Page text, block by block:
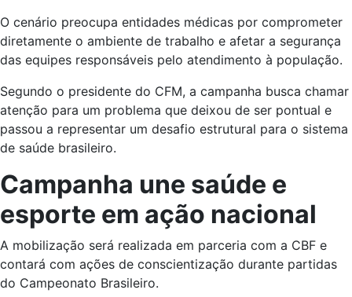
O cenário preocupa entidades médicas por comprometer
diretamente o ambiente de trabalho e afetar a segurança
das equipes responsáveis pelo atendimento à população.
Segundo o presidente do CFM, a campanha busca chamar
atenção para um problema que deixou de ser pontual e
passou a representar um desafio estrutural para o sistema
de saúde brasileiro.
Campanha une saúde e
esporte em ação nacional
A mobilização será realizada em parceria com a CBF e
contará com ações de conscientização durante partidas
do Campeonato Brasileiro.